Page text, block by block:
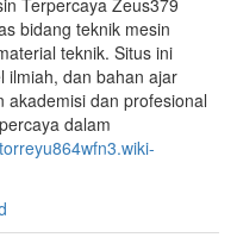
Terpercaya Zeus379
bidang teknik mesin
teknik. Situs ini
ilmiah, dan bahan ajar
akademisi dan profesional
dalam